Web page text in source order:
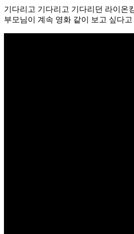
기다리고 기다리고 기다리던 라이온
부모님이 계속 영화 같이 보고 싶다